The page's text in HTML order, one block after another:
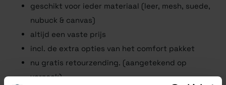
geschikt voor ieder materiaal (leer, mesh, suede,
nubuck & canvas)
altijd een vaste prijs
incl. de extra opties van het comfort pakket
nu gratis retourzending. (aangetekend op
verzoek)